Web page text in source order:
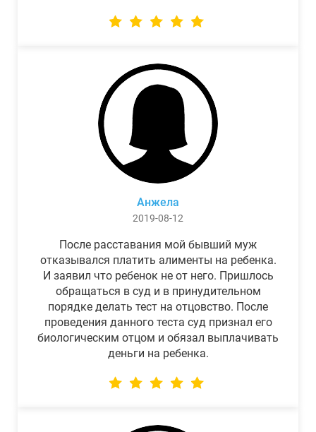
Анжела
2019-08-12
После расставания мой бывший муж
отказывался платить алименты на ребенка.
И заявил что ребенок не от него. Пришлось
обращаться в суд и в принудительном
порядке делать тест на отцовство. После
проведения данного теста суд признал его
биологическим отцом и обязал выплачивать
деньги на ребенка.